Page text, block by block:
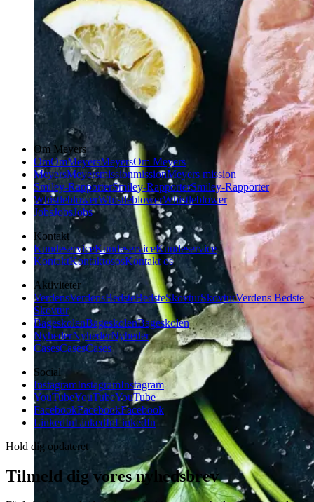
Om Meyers
OmOmMeyersMeyersOm Meyers
MeyersMeyersmissionmissionMeyers mission
Smiley-RapporterSmiley-RapporterSmiley-Rapporter
WhistleblowerWhistleblowerWhistleblower
JobsJobsJobs
Kontakt
KundeserviceKundeserviceKundeservice
KontaktKontaktososKontakt os
Aktiviteter
VerdensVerdensBedsteBedsteSkovturSkovturVerdens Bedste
Skovtur
BageskolenBageskolenBageskolen
NyhederNyhederNyheder
CasesCasesCases
Social
InstagramInstagramInstagram
YouTubeYouTubeYouTube
FacebookFacebookFacebook
LinkedInLinkedInLinkedIn
Hold dig opdateret
Tilmeld dig vores nyhedsbrev